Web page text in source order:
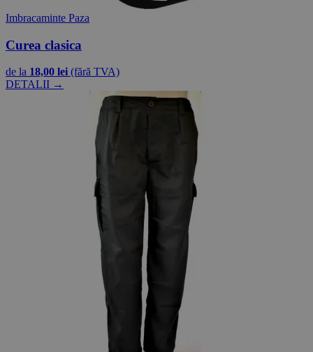
Imbracaminte Paza
Curea clasica
de la 18,00 lei (fără TVA)
DETALII →